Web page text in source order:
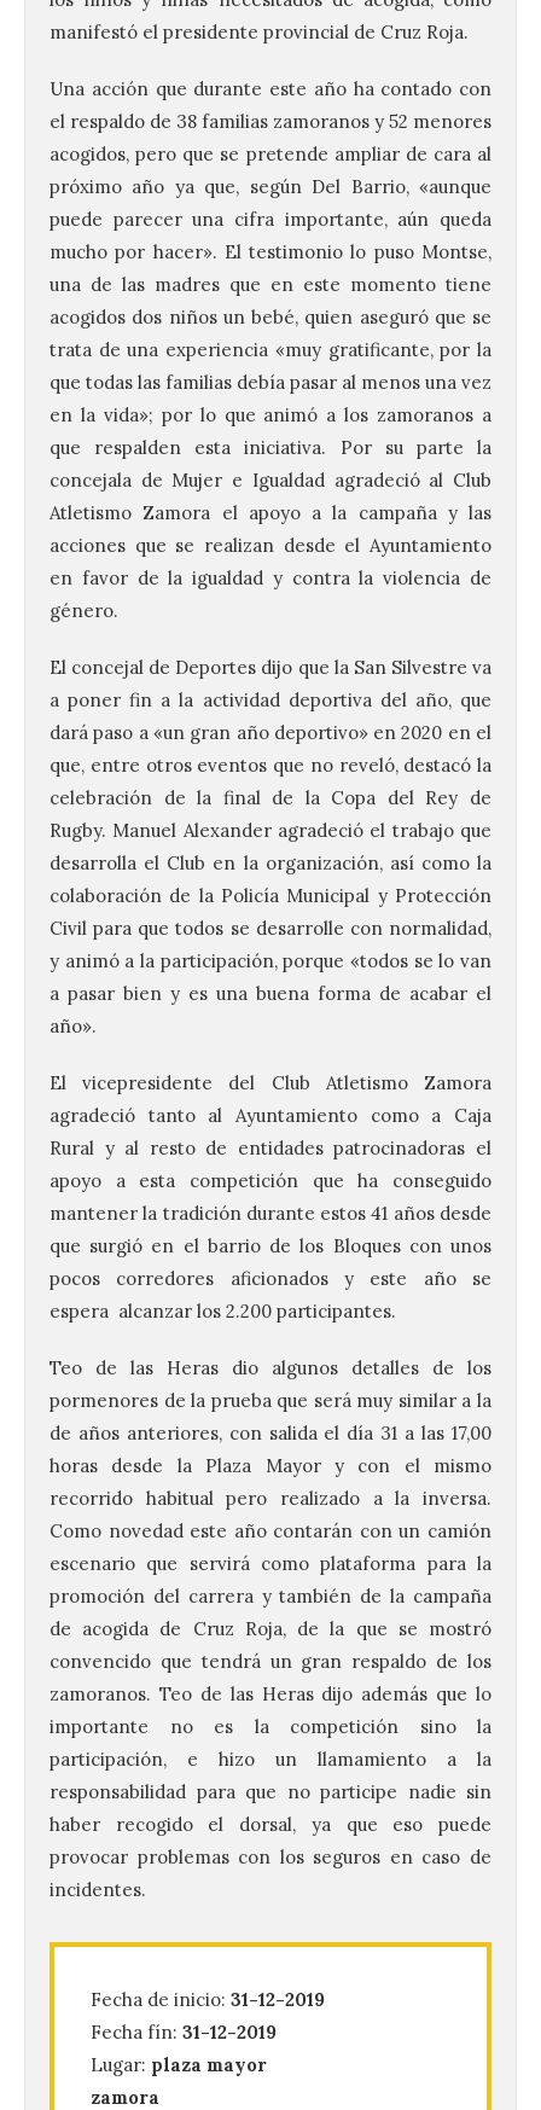
manifestó el presidente provincial de Cruz Roja.
Una acción que durante este año ha contado con
el respaldo de 38 familias zamoranos y 52 menores
acogidos, pero que se pretende ampliar de cara al
próximo año ya que, según Del Barrio, «aunque
puede parecer una cifra importante, aún queda
mucho por hacer». El testimonio lo puso Montse,
una de las madres que en este momento tiene
acogidos dos niños un bebé, quien aseguró que se
trata de una experiencia «muy gratificante, por la
que todas las familias debía pasar al menos una vez
en la vida»; por lo que animó a los zamoranos a
que respalden esta iniciativa. Por su parte la
concejala de Mujer e Igualdad agradeció al Club
Atletismo Zamora el apoyo a la campaña y las
acciones que se realizan desde el Ayuntamiento
en favor de la igualdad y contra la violencia de
género.
El concejal de Deportes dijo que la San Silvestre va
a poner fin a la actividad deportiva del año, que
dará paso a «un gran año deportivo» en 2020 en el
que, entre otros eventos que no reveló, destacó la
celebración de la final de la Copa del Rey de
Rugby. Manuel Alexander agradeció el trabajo que
desarrolla el Club en la organización, así como la
colaboración de la Policía Municipal y Protección
Civil para que todos se desarrolle con normalidad,
y animó a la participación, porque «todos se lo van
a pasar bien y es una buena forma de acabar el
año».
El vicepresidente del Club Atletismo Zamora
agradeció tanto al Ayuntamiento como a Caja
Rural y al resto de entidades patrocinadoras el
apoyo a esta competición que ha conseguido
mantener la tradición durante estos 41 años desde
que surgió en el barrio de los Bloques con unos
pocos corredores aficionados y este año se
espera alcanzar los 2.200 participantes.
Teo de las Heras dio algunos detalles de los
pormenores de la prueba que será muy similar a la
de años anteriores, con salida el día 31 a las 17,00
horas desde la Plaza Mayor y con el mismo
recorrido habitual pero realizado a la inversa.
Como novedad este año contarán con un camión
escenario que servirá como plataforma para la
promoción del carrera y también de la campaña
de acogida de Cruz Roja, de la que se mostró
convencido que tendrá un gran respaldo de los
zamoranos. Teo de las Heras dijo además que lo
importante no es la competición sino la
participación, e hizo un llamamiento a la
responsabilidad para que no participe nadie sin
haber recogido el dorsal, ya que eso puede
provocar problemas con los seguros en caso de
incidentes.
Fecha de inicio: 31-12-2019
Fecha fín: 31-12-2019
Lugar: plaza mayor
zamora
La UPSA impulsa la
Concurso Internacional de
8 Ago 2026
Este certamen,